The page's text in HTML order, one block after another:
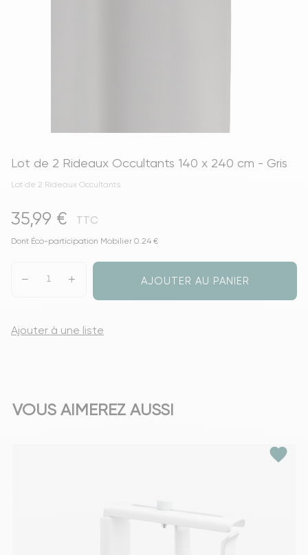
Lot de 2 Rideaux Occultants 140 x 240 cm - Gris
Lot de 2 Rideaux Occultants
35,99 € TTC
Dont Éco-participation Mobilier 0.24 €
AJOUTER AU PANIER
Ajouter à une liste
VOUS AIMEREZ AUSSI
favorite